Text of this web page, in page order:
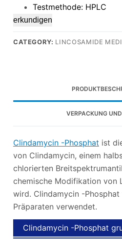
Testmethode: HPLC
erkundigen
CATEGORY: LINCOSAMIDE
VERPACKUNG
Clindamycin -Phosphat ist
von Clindamycin, einem
chlorierten
chemische Modifikation von
wird. Clindamycin -
Präparaten verwendet.
Clindamycin -Phosphat